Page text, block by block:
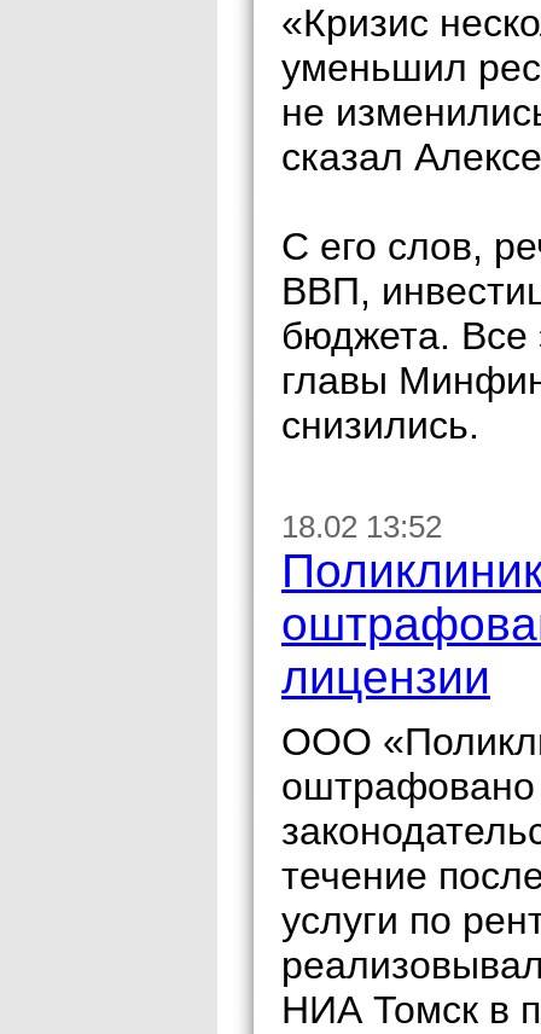
«Кризис
уменьшил
не
сказал
С его слов,
ВВП,
бюджета. Все
главы
снизились.
18.02 13:52
лицензии
ООО
течение
услуги по
НИА Томск в